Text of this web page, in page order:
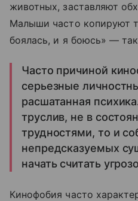
животных, заставляют
Малыши часто копируют
боялась, и я боюсь» —
Часто причиной
серьезные
расшатанная
труслив, не в
трудностями, то и
непредсказуемых
начать считать
Кинофобия часто